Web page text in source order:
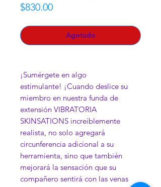
$830.00Precio
Agotado
¡Sumérgete en algo
estimulante! ¡Cuando deslice su
miembro en nuestra funda de
extensión VIBRATORIA
SKINSATIONS increíblemente
realista, no solo agregará
circunferencia adicional a su
herramienta, sino que también
mejorará la sensación que su
compañero sentirá con las venas